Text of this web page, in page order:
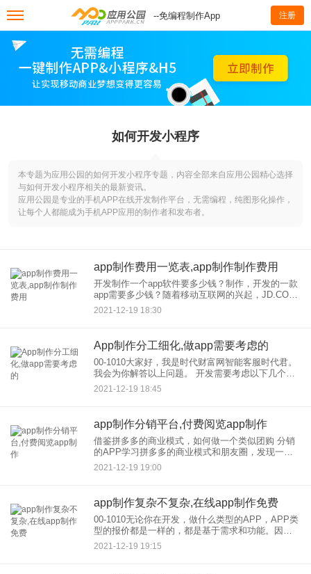
--免编程制作App 注册
如何开发小程序
本专题为应用公园的如何开发小程序专题，内容全部来自应用公园精心选择
与如何开发小程序相关的最新资讯。
应用公园是专业的手机APP在线开发制作平台，无需编程，纯图形化操作，
让每个人都能成为手机APP应用的制作者和发布者。
app制作费用一览表,app制作制作费用
开发制作一个app软件要多少钱？制作，开发的一款
app需要多少钱？随着移动互联网的兴起，JD.COM
和火山已经屡见不鲜，那么如果你想让这样的软件
给别人用，你需要多少费用呢？首先来说说下一个
2021-12-19 18:30
App制作分工细化,做app需要考虑的
00-1010大家好，我是时代财富网智能客服时代君。
我会为你解答以上问题。 开发需要考虑以下几个方
面： 1.产品定位：无论什么样的APP在开发，前期
的市场分析都是必不可少的。市场调研的重
2021-12-19 18:45
app制作分销平台,付费阅览app制作
借鉴拼多多的商业模式，如何做一个类似团购 分销
的APP学习拼多多的商业模式和朋友圈，发现一个
神奇的现象。以前的家族群里，送各种保健用的假
新闻，现在都是拼多多的拼团请的。 通过拼团-style
2021-12-19 19:00
app制作复杂不复杂,在线app制作免费
00-1010无论你在开发，做什么类型的APP，APP类
型的报价都是一样的，都是基于需求和功能。因
此，一款新闻app在成都和制作的成本一般按照以下
几点计算： 1.制作一款新闻app的功能是一款开发
2021-12-19 19:15